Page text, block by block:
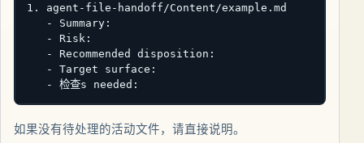
1. agent-file-handoff/Content/example.md
   - Summary:
   - Risk:
   - Recommended disposition:
   - Target surface:
   - 检查s needed:
如果没有待处理的活动文件，请直接说明。